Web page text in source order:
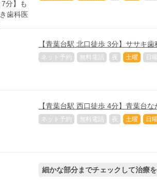
【青葉台駅 北口徒歩 3分】ササキ歯
ネット予約 無料電話 夜 土曜 日曜
【青葉台駅 西口徒歩 4分】青葉台
ネット予約 無料電話 夜 土曜 日
細かな部分までチェックして治療